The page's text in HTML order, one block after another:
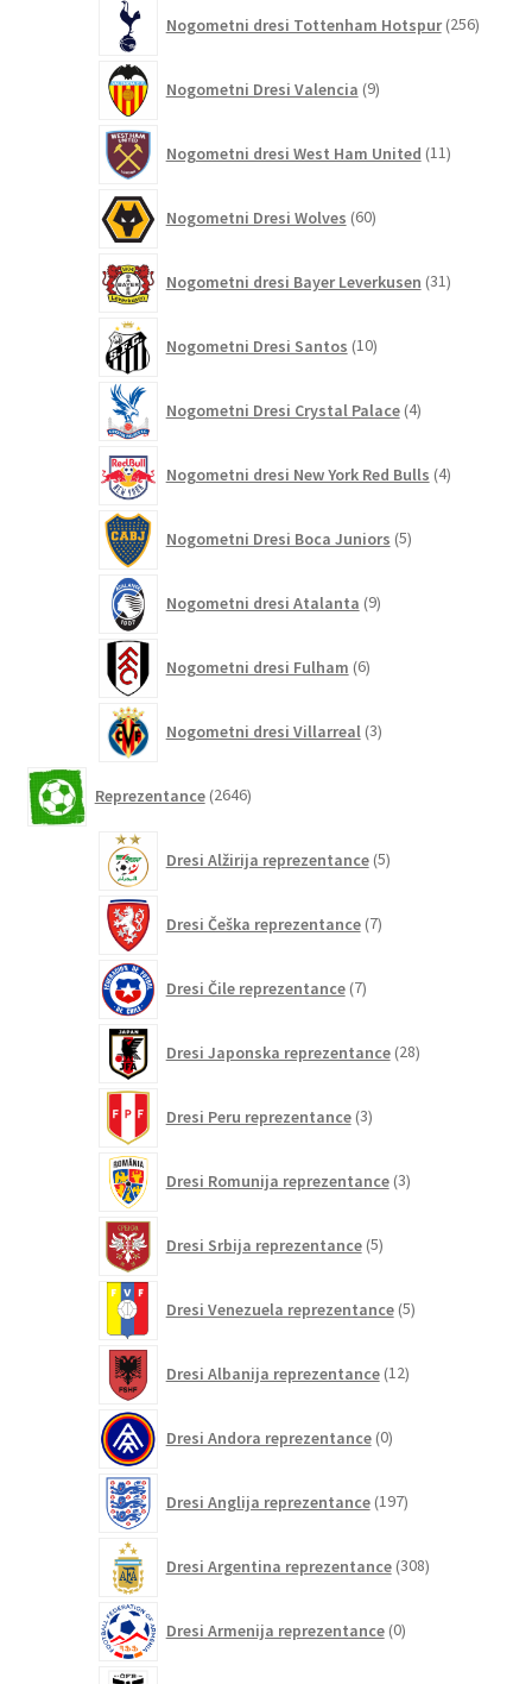
Nogometni dresi Tottenham Hotspur 256
Nogometni Dresi Valencia 9izdelkov
Nogometni dresi West Ham United 11izdelkov
Nogometni Dresi Wolves 60izdelkov
Nogometni dresi Bayer Leverkusen 31izdelkov
Nogometni Dresi Santos 10izdelkov
Nogometni Dresi Crystal Palace 4izdelki
Nogometni dresi New York Red Bulls 4izdelki
Nogometni Dresi Boca Juniors 5izdelkov
Nogometni dresi Atalanta 9izdelkov
Nogometni dresi Fulham 6izdelkov
Nogometni dresi Villarreal 3izdelki
Reprezentance 2646izdelkov
Dresi Alžirija reprezentance 5izdelkov
Dresi Češka reprezentance 7izdelkov
Dresi Čile reprezentance 7izdelkov
Dresi Japonska reprezentance 28izdelkov
Dresi Peru reprezentance 3izdelki
Dresi Romunija reprezentance 3izdelki
Dresi Srbija reprezentance 5izdelkov
Dresi Venezuela reprezentance 5izdelkov
Dresi Albanija reprezentance 12izdelkov
Dresi Andora reprezentance 0izdelkov
Dresi Anglija reprezentance 197izdelkov
Dresi Argentina reprezentance 308izdelkov
Dresi Armenija reprezentance 0izdelkov